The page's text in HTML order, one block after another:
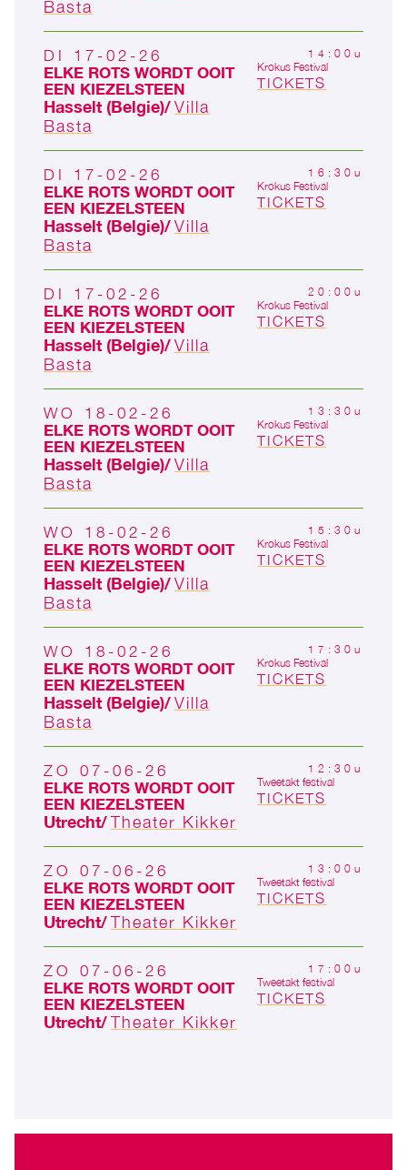
Basta
DI 17-02-26
ELKE ROTS WORDT OOIT
EEN KIEZELSTEEN
Hasselt (Belgie) Villa
Basta
14:00u
Krokus Festival
TICKETS
DI 17-02-26
ELKE ROTS WORDT OOIT
EEN KIEZELSTEEN
Hasselt (Belgie) Villa
Basta
16:30u
Krokus Festival
TICKETS
DI 17-02-26
ELKE ROTS WORDT OOIT
EEN KIEZELSTEEN
Hasselt (Belgie) Villa
Basta
20:00u
Krokus Festival
TICKETS
WO 18-02-26
ELKE ROTS WORDT OOIT
EEN KIEZELSTEEN
Hasselt (Belgie) Villa
Basta
13:30u
Krokus Festival
TICKETS
WO 18-02-26
ELKE ROTS WORDT OOIT
EEN KIEZELSTEEN
Hasselt (Belgie) Villa
Basta
15:30u
Krokus Festival
TICKETS
WO 18-02-26
ELKE ROTS WORDT OOIT
EEN KIEZELSTEEN
Hasselt (Belgie) Villa
Basta
17:30u
Krokus Festival
TICKETS
ZO 07-06-26
ELKE ROTS WORDT OOIT
EEN KIEZELSTEEN
Utrecht Theater Kikker
12:30u
Tweetakt festival
TICKETS
ZO 07-06-26
ELKE ROTS WORDT OOIT
EEN KIEZELSTEEN
Utrecht Theater Kikker
13:00u
Tweetakt festival
TICKETS
ZO 07-06-26
ELKE ROTS WORDT OOIT
EEN KIEZELSTEEN
Utrecht Theater Kikker
17:00u
Tweetakt festival
TICKETS